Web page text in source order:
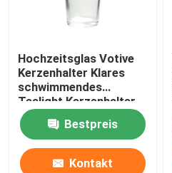
Hochzeitsglas Votive
Kerzenhalter Klares
schwimmendes
Tealight Kerzenhalter
Bestpreis
Kontakt